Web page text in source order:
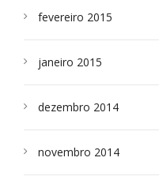
fevereiro 2015
janeiro 2015
dezembro 2014
novembro 2014